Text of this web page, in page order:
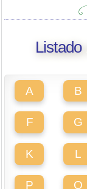
A B
F G
K L
P Q